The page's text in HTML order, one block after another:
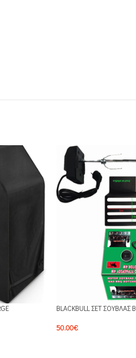
BLACKBULL ΣΕΤ ΣΟΥΒΛΑΣ
50.00€